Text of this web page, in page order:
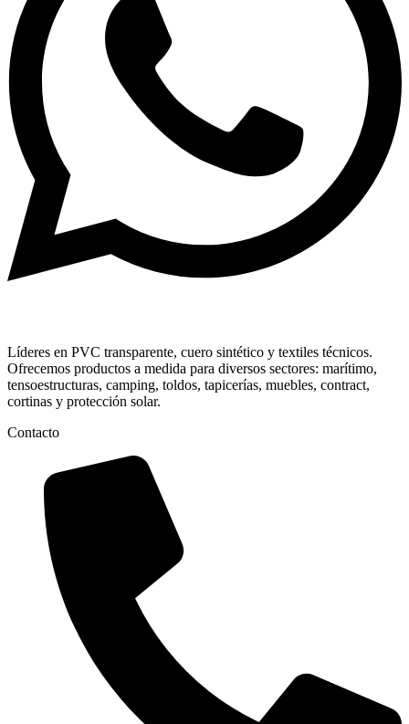
Líderes en PVC transparente, cuero sintético y textiles técnicos.
Ofrecemos productos a medida para diversos sectores: marítimo,
tensoestructuras, camping, toldos, tapicerías, muebles, contract,
cortinas y protección solar.
Contacto